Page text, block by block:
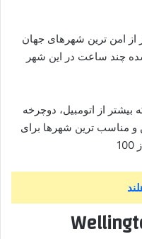
از امن ترین شهرهای جهان
چند ساعت در این شهر
بیشتر از اتومبیل، دوچرخه
مناسب ترین شهرها برای